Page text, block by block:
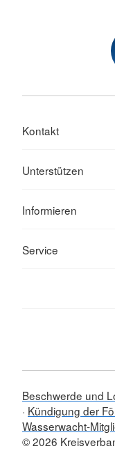
Kontakt
Unterstützen
Informieren
Service
Beschwerde und
Kündigung der
Wasserwacht-
© 2026